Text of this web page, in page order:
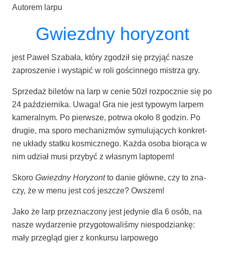
Auto­rem larpu
Gwiezdny horyzont
jest Paweł Sza­ba­ła, któ­ry zgo­dził się przy­jąć nasze
zapro­sze­nie i wystą­pić w roli gościn­ne­go mistrza gry.
Sprze­daż bile­tów na larp w cenie 50zł roz­pocz­nie się po
24 paź­dzier­ni­ka. Uwa­ga! Gra nie jest typo­wym lar­pem
kame­ral­nym. Po pierw­sze, potrwa oko­ło 8 godzin. Po
dru­gie, ma spo­ro mecha­ni­zmów symu­lu­ją­cych kon­kret­
ne ukła­dy stat­ku kosmicz­ne­go. Każ­da oso­ba bio­rą­ca w
nim udział musi przy­być z wła­snym laptopem!
Sko­ro Gwiezd­ny Hory­zontto danie głów­ne, czy to zna­
czy, że w menu jest coś jesz­cze? Owszem!
Jako że larp prze­zna­czo­ny jest jedy­nie dla 6 osób, na
nasze wyda­rze­nie przy­go­to­wa­li­śmy nie­spo­dzian­kę:
mały prze­gląd gier z kon­kur­su larpowego